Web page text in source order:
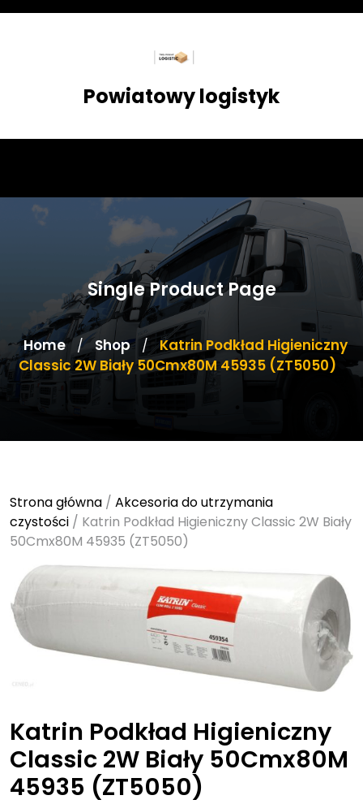
Skip
Powiatowy logistyk
Single Product Page
Home / Shop /
Katrin Podkład Higieniczny
Classic 2W Biały 50Cmx80M 45935 (ZT5050)
Strona główna / Akcesoria do utrzymania
czystości / Katrin Podkład Higieniczny Classic 2W Biały
50Cmx80M 45935 (ZT5050)
Katrin Podkład Higieniczny
Classic 2W Biały 50Cmx80M
45935 (ZT5050)